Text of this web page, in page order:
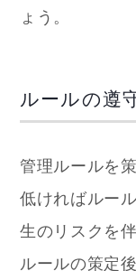
ょう。
ルールの遵
管理ルールを
低ければルー
生のリスクを伴
ルールの策定